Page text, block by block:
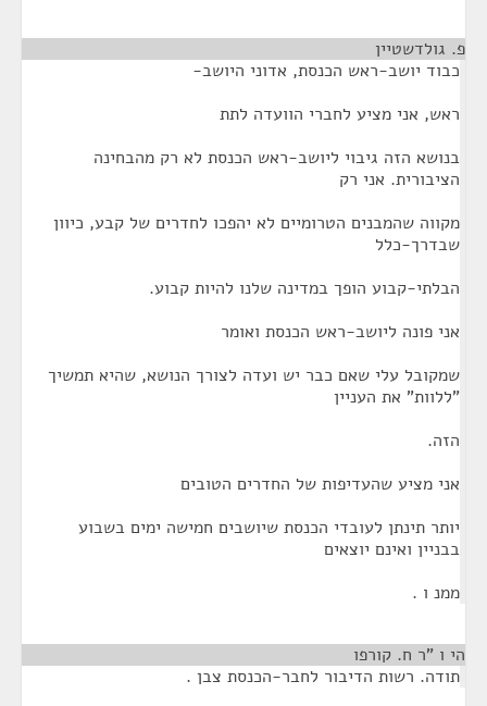
פ. גולדשטיין
כבוד יושב-ראש הכנסת, אדוני היושב-
ראש, אני מציע לחברי הוועדה לתת
בנושא הזה גיבוי ליושב-ראש הכנסת לא רק מהבחינה
הציבורית. אני רק
מקווה שהמבנים הטרומיים לא יהפכו לחדרים של קבע, כיוון
שבדרך-כלל
הבלתי-קבוע הופך במדינה שלנו להיות קבוע.
אני פונה ליושב-ראש הכנסת ואומר
שמקובל עלי שאם כבר יש ועדה לצורך הנושא, שהיא תמשיך
"ללוות" את העניין
הזה.
אני מציע שהעדיפות של החדרים הטובים
יותר תינתן לעובדי הכנסת שיושבים חמישה ימים בשבוע
בבניין ואינם יוצאים
ממנ ו .
הי ו "ר ח. קורפו
תודה. רשות הדיבור לחבר-הכנסת צבן .